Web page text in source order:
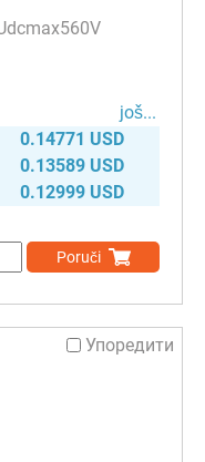
јоš...
0.14771 USD
0.13589 USD
0.12999 USD
Poruči
Упоредити